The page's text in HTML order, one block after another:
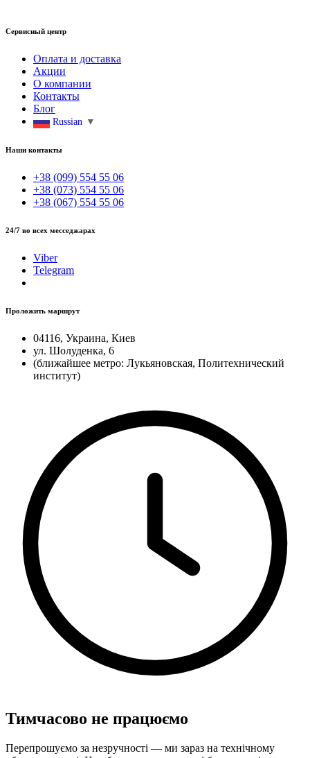
Сервисный центр
Оплата и доставка
Акции
О компании
Контакты
Блог
Russian ▼
Наши контакты
+38 (099) 554 55 06
+38 (073) 554 55 06
+38 (067) 554 55 06
24/7 во всех месседжарах
Viber
Telegram
Проложить маршрут
04116, Украина, Киев
ул. Шолуденка, 6
(ближайшее метро: Лукьяновская, Политехнический
институт)
Тимчасово не працюємо
Перепрошуємо за незручності — ми зараз на технічному